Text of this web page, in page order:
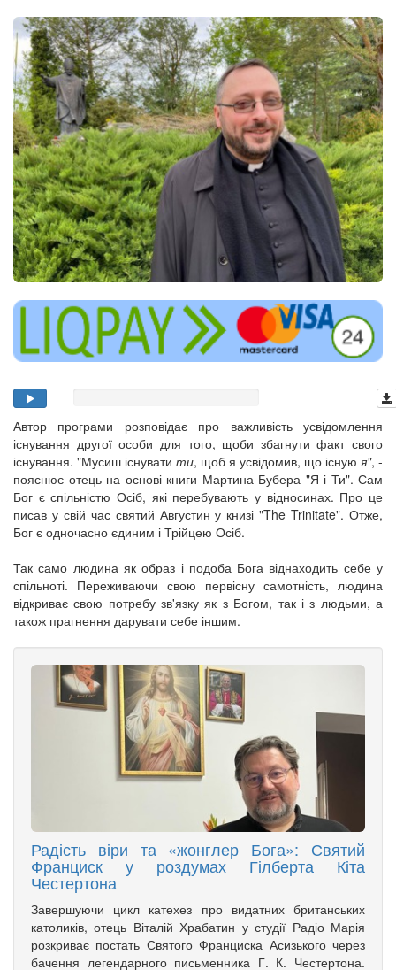
Автор програми розповідає про важливість усвідомлення
існування другої особи для того, щоби збагнути факт свого
існування. "Мусиш існувати ти, щоб я усвідомив, що існую я", -
пояснює отець на основі книги Мартина Бубера "Я і Ти". Сам
Бог є спільністю Осіб, які перебувають у відносинах. Про це
писав у свій час святий Августин у книзі "The Trinitate". Отже,
Бог є одночасно єдиним і Трійцею Осіб.
Так само людина як образ і подоба Бога віднаходить себе у
спільноті. Переживаючи свою первісну самотність, людина
відкриває свою потребу зв'язку як з Богом, так і з людьми, а
також прагнення дарувати себе іншим.
Радість віри та «жонглер Бога»: Святий
Франциск у роздумах Гілберта Кіта
Честертона
Завершуючи цикл катехез про видатних британських
католиків, отець Віталій Храбатин у студії Радіо Марія
розкриває постать Святого Франциска Асизького через
бачення легендарного письменника Г. К. Честертона.